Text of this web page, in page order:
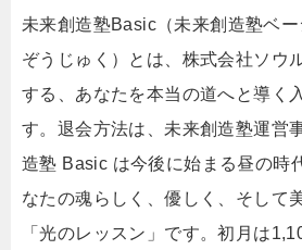
未来創造塾Basic（未来創造塾ベー
ぞうじゅく）とは、株式会社ソウ
する、あなたを本当の道へと導く
す。退会方法は、未来創造塾運営
造塾 Basic は今後に始まる昼の時
なたの魂らしく、優しく、そして
「光のレッスン」です。初月は